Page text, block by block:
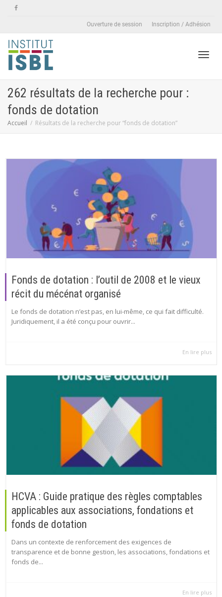
Ouverture de session Inscription / Adhésion
262 résultats de la recherche pour :
fonds de dotation
Accueil Résultats de la recherche pour “fonds de dotation”
Fonds de dotation : l’outil de 2008 et le vieux
récit du mécénat organisé
Le fonds de dotation n’est pas, en lui-même, ce qui fait difficulté.
Juridiquement, il a été conçu pour ouvrir...
En lire plus
HCVA : Guide pratique des règles comptables
applicables aux associations, fondations et
fonds de dotation
Dans un contexte de renforcement des exigences de
transparence et de bonne gestion, les associations, fondations et
fonds de...
En lire plus